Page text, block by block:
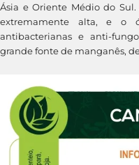
Ásia e Oriente Médio do
extremamente alta, e o
antibacterianas e anti-
grande fonte de manganês,